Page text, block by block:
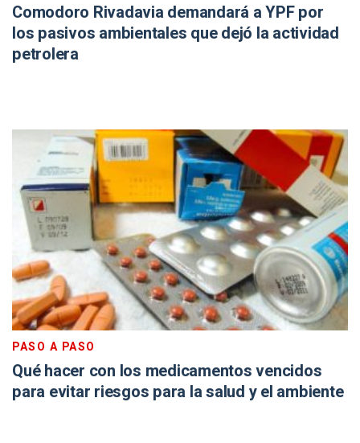
Comodoro Rivadavia demandará a YPF por
los pasivos ambientales que dejó la actividad
petrolera
PASO A PASO
Qué hacer con los medicamentos vencidos
para evitar riesgos para la salud y el ambiente